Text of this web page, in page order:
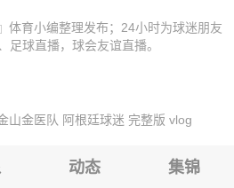
友谊】 多瑙弗里德VS奥地利维也纳青年
谊】 多瑙弗里德VS奥地利维也纳青年
谊】 多瑙弗里德VS奥地利维也纳青年
谊】 多瑙弗里德VS奥地利维也纳青年
育小编整理发布；24小时为球迷朋友
足球直播，球会友谊直播。
山金医队 阿根廷球迷 完整版 vlog
动态 集锦